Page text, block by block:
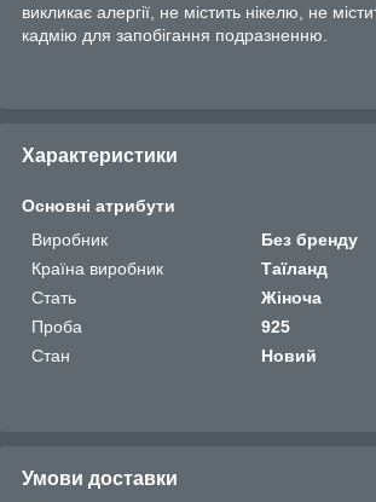
викликає алергії, не містить нікелю, не
кадмію для запобігання подразненню.
Характеристики
Основні атрибути
Виробник
Без бренду
Країна виробник
Таїланд
Стать
Жіноча
Проба
925
Стан
Новий
Умови доставки